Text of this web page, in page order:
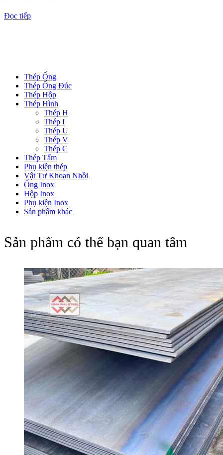
Đọc tiếp
Thép Ống
Thép Ống Đúc
Thép Hộp
Thép Hình
Thép H
Thép I
Thép U
Thép V
Thép C
Thép Tấm
Phụ kiện thép
Vật Tư Khoan Nhồi
Ống Inox
Hộp Inox
Phụ kiện Inox
Sản phẩm khác
Sản phẩm có thể bạn quan tâm